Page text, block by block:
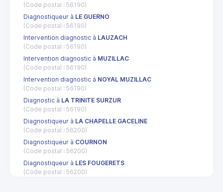
(Code postal : 56190)
Diagnostiqueur à LE GUERNO
(Code postal : 56190)
Intervention diagnostic à LAUZACH
(Code postal : 56190)
Intervention diagnostic à MUZILLAC
(Code postal : 56190)
Intervention diagnostic à NOYAL MUZILLAC
(Code postal : 56190)
Diagnostic à LA TRINITE SURZUR
(Code postal : 56190)
Diagnostiqueur à LA CHAPELLE GACELINE
(Code postal : 56200)
Diagnostiqueur à COURNON
(Code postal : 56200)
Diagnostiqueur à LES FOUGERETS
(Code postal : 56200)